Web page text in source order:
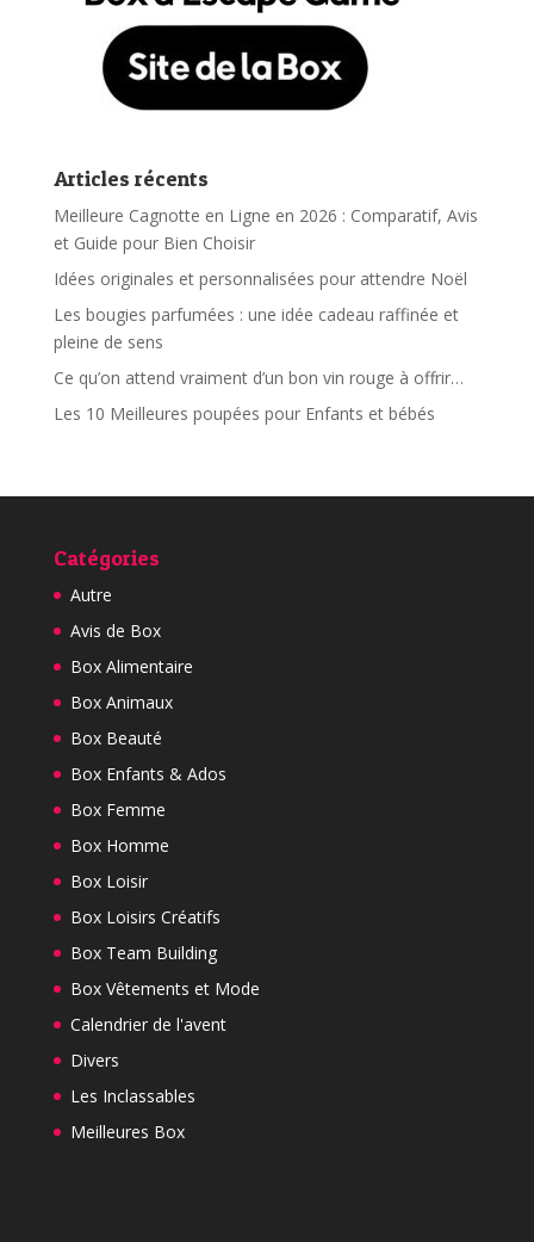
Articles récents
Meilleure Cagnotte en Ligne en 2026 : Comparatif, Avis
et Guide pour Bien Choisir
Idées originales et personnalisées pour attendre Noël
Les bougies parfumées : une idée cadeau raffinée et
pleine de sens
Ce qu’on attend vraiment d’un bon vin rouge à offrir…
Les 10 Meilleures poupées pour Enfants et bébés
Catégories
Autre
Avis de Box
Box Alimentaire
Box Animaux
Box Beauté
Box Enfants & Ados
Box Femme
Box Homme
Box Loisir
Box Loisirs Créatifs
Box Team Building
Box Vêtements et Mode
Calendrier de l'avent
Divers
Les Inclassables
Meilleures Box